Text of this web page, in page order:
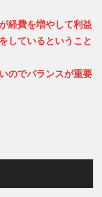
経費を増やして利益
しているということ
のでバランスが重要